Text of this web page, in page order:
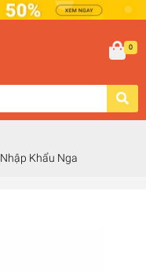
0
Khẩu Nga